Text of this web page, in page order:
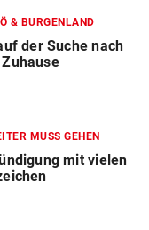
& BURGENLAND
der Suche nach
MUSS GEHEN
mit vielen